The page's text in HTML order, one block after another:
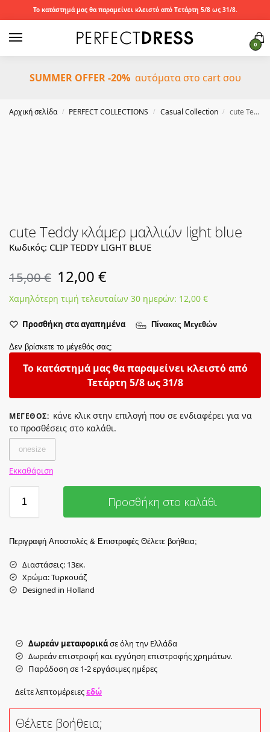
Το κατάστημά μας θα παραμείνει κλειστό από Τετάρτη 5/8 ως 31/8.
0
SUMMER OFFER -20%αυτόματα στο cart σου
Αρχική σελίδα / PERFECT COLLECTIONS / Casual Collection / cute Teddy κλάμερ μαλλιών light blue
cute Teddy κλάμερ μαλλιών light blue
Κωδικός: CLIP TEDDY LIGHT BLUE
15,00€ 12,00 €
Χαμηλότερη τιμή τελευταίων 30 ημερών: 12,00 €
Προσθήκη στα αγαπημένα Πίνακας Μεγεθών
Δεν βρίσκετε το μέγεθός σας;
Το κατάστημά μας θα παραμείνει κλειστό από
Τετάρτη 5/8 ως 31/8
ΜΈΓΕΘΟΣ: κάνε κλικ στην επιλογή που σε ενδιαφέρει για να
το προσθέσεις στο καλάθι.
onesize
Εκκαθάριση
Προσθήκη στο καλάθι
Περιγραφή Αποστολές & Επιστροφές Θέλετε βοήθεια;
Διαστάσεις: 13εκ.
Χρώμα: Τυρκουάζ
Designed in Holland
Δωρεάν μεταφορικάσε όλη την Ελλάδα
Δωρεάν επιστροφή και εγγύηση επιστροφής χρημάτων.
Παράδοση σε 1-2 εργάσιμες ημέρες
Δείτε λεπτομέρειεςεδώ
Θέλετε βοήθεια;